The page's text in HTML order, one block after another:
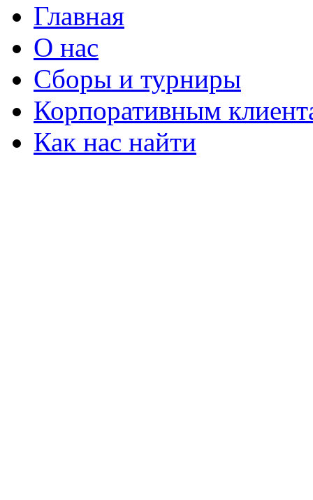
Главная
О нас
Сборы и турниры
Корпоративным
Как нас найти